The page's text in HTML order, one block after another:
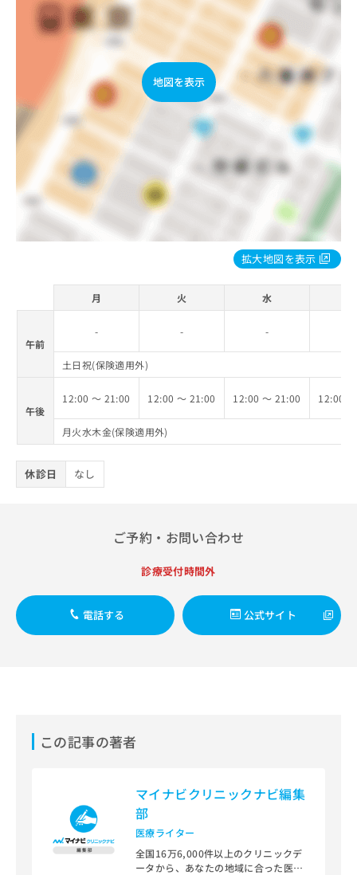
地図を表示
拡大地図を表示
月 火 水
午前
- - -
土日祝(保険適用外)
午後
12:00 ～ 21:00 12:00 ～ 21:00 12:00 ～ 21:00 12:00
月火水木金(保険適用外)
休診日 なし
ご予約・お問い合わせ
診療受付時間外
電話する 公式サイト
この記事の著者
マイナビクリニックナビ編集
部
医療ライター
全国16万6,000件以上のクリニックデ
ータから、あなたの地域に合った医療